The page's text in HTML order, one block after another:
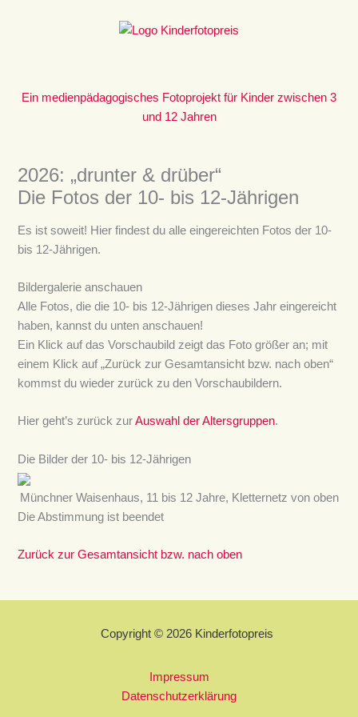
Ein medienpädagogisches Fotoprojekt für Kinder zwischen 3
und 12 Jahren
2026: „drunter & drüber“
Die Fotos der 10- bis 12-Jährigen
Es ist soweit! Hier findest du alle eingereichten Fotos der 10-
bis 12-Jährigen.
Bildergalerie anschauen
Alle Fotos, die die 10- bis 12-Jährigen dieses Jahr eingereicht
haben, kannst du unten anschauen!
Ein Klick auf das Vorschaubild zeigt das Foto größer an; mit
einem Klick auf „Zurück zur Gesamtansicht bzw. nach oben“
kommst du wieder zurück zu den Vorschaubildern.
Hier geht’s zurück zurAuswahl der Altersgruppen.
Die Bilder der 10- bis 12-Jährigen
Münchner Waisenhaus, 11 bis 12 Jahre, Kletternetz von oben
Die Abstimmung ist beendet
Zurück zur Gesamtansicht bzw. nach oben
Copyright © 2026 Kinderfotopreis
Impressum
Datenschutzerklärung